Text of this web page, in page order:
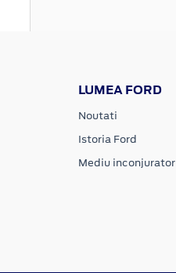
LUMEA FORD
Noutati
Istoria Ford
Mediu inconjurator